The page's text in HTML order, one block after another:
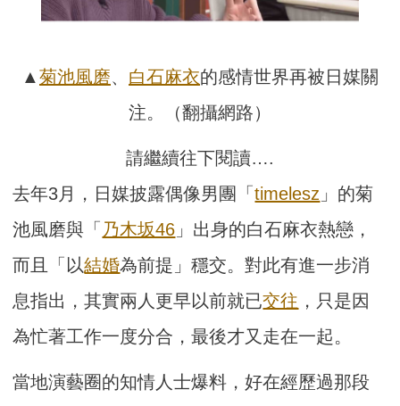
▲ 菊池風磨、 白石麻衣的感情世界再被日媒關
注。（翻攝網路）
請繼續往下閱讀….
去年3月，日媒披露偶像男團「timelesz 」的菊
池風磨與「 乃木坂46 」出身的白石麻衣熱戀，
而且「以結婚為前提」穩交。對此有進一步消
息指出，其實兩人更早以前就已交往 ，只是因
為忙著工作一度分合，最後才又走在一起。
當地演藝圈的知情人士爆料，好在經歷過那段